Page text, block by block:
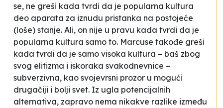
se, ne greši kada tvrdi da je popularna kultura
deo aparata za iznudu pristanka na postojeće
(loše) stanje. Ali, on nije u pravu kada tvrdi da je
popularna kultura samo to. Marcuse takođe greši
kada tvrdi da je samo visoka kultura – baš zbog
svog elitizma i iskoraka svakodnevnice –
subverzivna, kao svojevrsni prozor u mogući
drugačiji i bolji svet. Iz ugla potencijalnih
alternativa, zapravo nema nikakve razlike između